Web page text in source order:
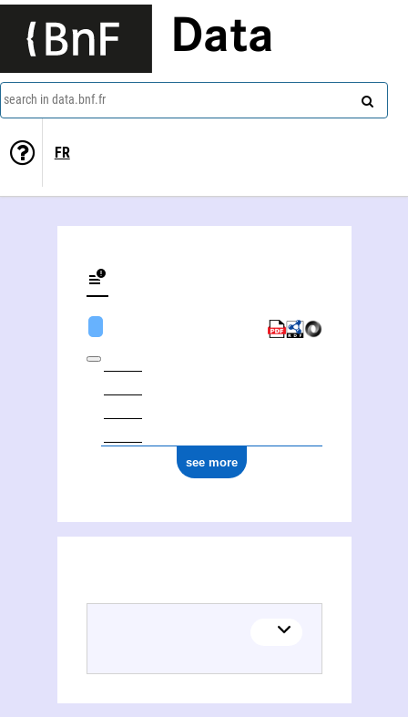
Data
search in data.bnf.fr
FR
see more